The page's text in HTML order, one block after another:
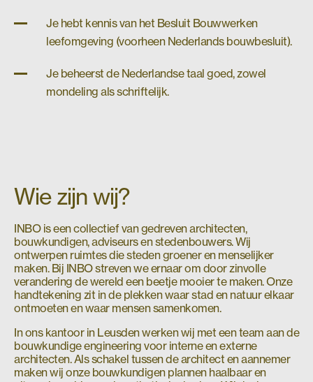
Je hebt kennis van het Besluit Bouwwerken
leefomgeving (voorheen Nederlands bouwbesluit).
Je beheerst de Nederlandse taal goed, zowel
mondeling als schriftelijk.
Wie zijn wij?
INBO is een collectief van gedreven architecten,
bouwkundigen, adviseurs en stedenbouwers. Wij
ontwerpen ruimtes die steden groener en menselijker
maken. Bij INBO streven we ernaar om door zinvolle
verandering de wereld een beetje mooier te maken. Onze
handtekening zit in de plekken waar stad en natuur elkaar
ontmoeten en waar mensen samenkomen.
In ons kantoor in Leusden werken wij met een team aan de
bouwkundige engineering voor interne en externe
architecten. Als schakel tussen de architect en aannemer
maken wij onze bouwkundigen plannen haalbaar en